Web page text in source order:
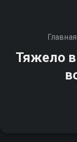
Главная
Тяжело в